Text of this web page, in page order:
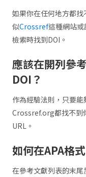
如果你在任何地方都
似Crossref這種網站
檢索時找到DOI。
應該在開列參
DOI？
作為經驗法則，只要
Crossref.org都找不到
URL。
如何在APA格
在參考文獻列表的末